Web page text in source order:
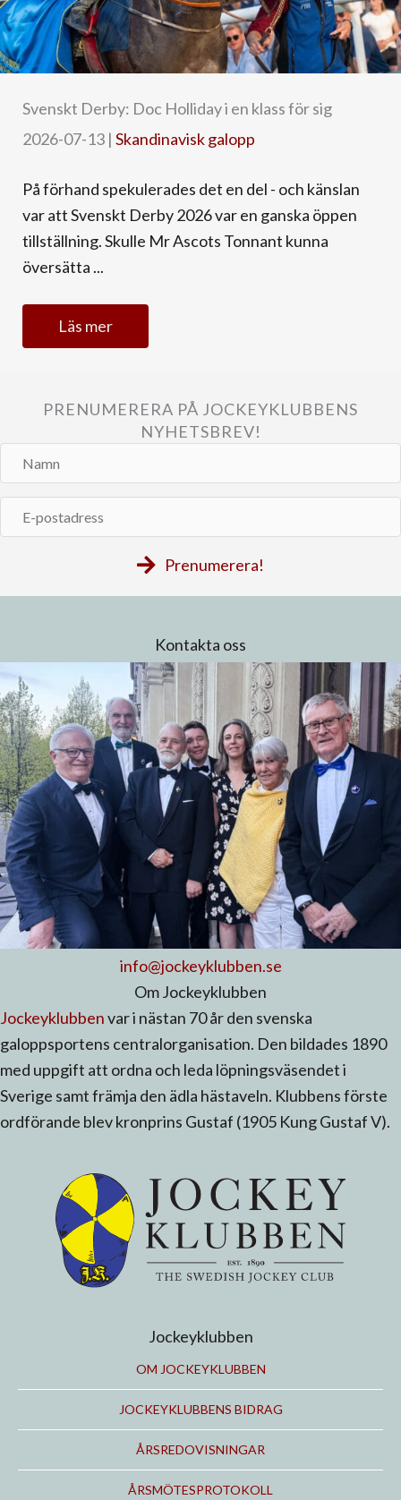
Svenskt Derby: Doc Holliday i en klass för sig
2026-07-13 | Skandinavisk galopp
På förhand spekulerades det en del - och känslan
var att Svenskt Derby 2026 var en ganska öppen
tillställning. Skulle Mr Ascots Tonnant kunna
översätta ...
Läs mer
PRENUMERERA PÅ JOCKEYKLUBBENS
NYHETSBREV!
Namn
postadress
Prenumerera!
Kontakta oss
info@jockeyklubben.se
Om Jockeyklubben
Jockeyklubbenvar i nästan 70 år den svenska
galoppsportens centralorganisation. Den bildades 1890
med uppgift att ordna och leda löpningsväsendet i
Sverige samt främja den ädla hästaveln. Klubbens förste
ordförande blev kronprins Gustaf (1905 Kung Gustaf V).
Jockeyklubben
OM JOCKEYKLUBBEN
JOCKEYKLUBBENS BIDRAG
ÅRSREDOVISNINGAR
ÅRSMÖTESPROTOKOLL